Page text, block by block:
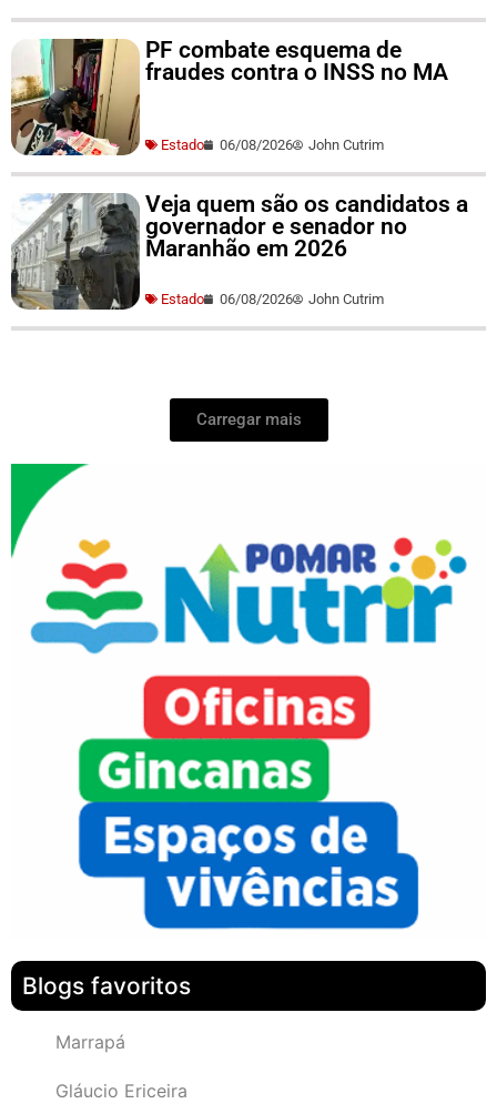
PF combate esquema de
fraudes contra o INSS no MA
Estado 06/08/2026 John Cutrim
Veja quem são os candidatos a
governador e senador no
Maranhão em 2026
Estado 06/08/2026 John Cutrim
Carregar mais
Blogs favoritos
Marrapá
Gláucio Ericeira